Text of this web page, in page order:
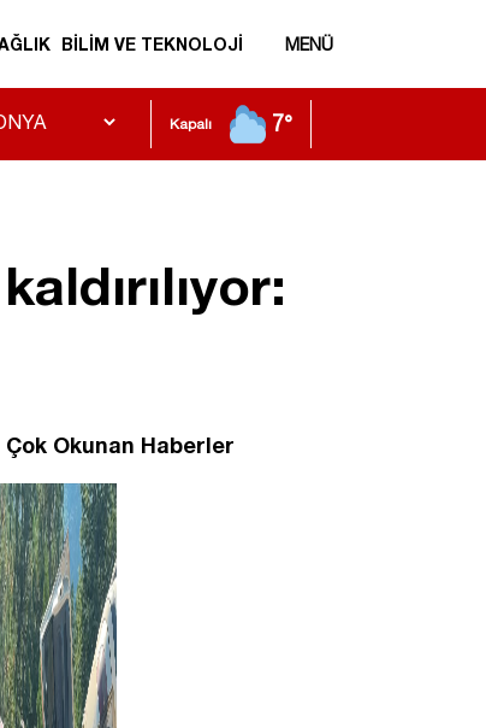
BİLİM VE TEKNOLOJİ MENÜ
Kapalı 7°
Çok Okunan Haberler